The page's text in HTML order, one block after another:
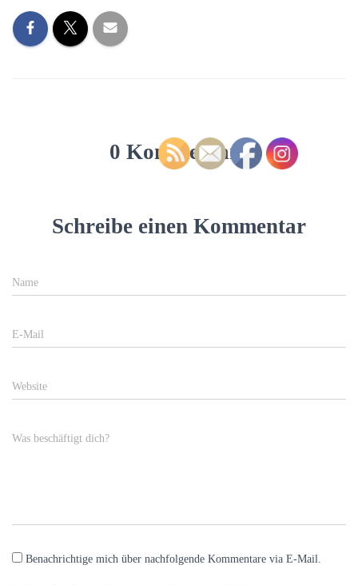
0 Kommentare
Schreibe einen Kommentar
Name
E-Mail
Website
Was beschäftigt dich?
Benachrichtige mich über nachfolgende Kommentare via E-Mail.